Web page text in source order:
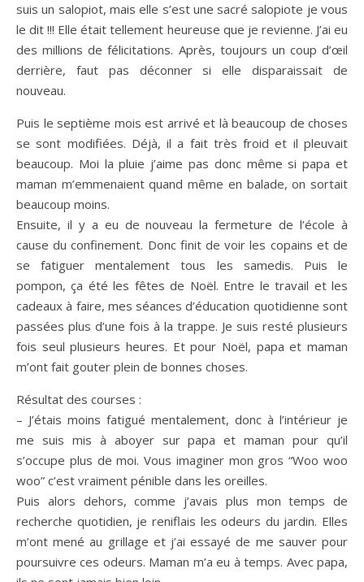
suis un salopiot, mais elle s’est une sacré salopiote je vous
le dit !!! Elle était tellement heureuse que je revienne. J’ai eu
des millions de félicitations. Après, toujours un coup d’œil
derrière, faut pas déconner si elle disparaissait de
nouveau.
Puis le septième mois est arrivé et là beaucoup de choses
se sont modifiées. Déjà, il a fait très froid et il pleuvait
beaucoup. Moi la pluie j’aime pas donc même si papa et
maman m’emmenaient quand même en balade, on sortait
beaucoup moins.
Ensuite, il y a eu de nouveau la fermeture de l’école à
cause du confinement. Donc finit de voir les copains et de
se fatiguer mentalement tous les samedis. Puis le
pompon, ça été les fêtes de Noël. Entre le travail et les
cadeaux à faire, mes séances d’éducation quotidienne sont
passées plus d’une fois à la trappe. Je suis resté plusieurs
fois seul plusieurs heures. Et pour Noël, papa et maman
m’ont fait gouter plein de bonnes choses.
Résultat des courses :
– J’étais moins fatigué mentalement, donc à l’intérieur je
me suis mis à aboyer sur papa et maman pour qu’il
s’occupe plus de moi. Vous imaginer mon gros “Woo woo
woo” c’est vraiment pénible dans les oreilles.
Puis alors dehors, comme j’avais plus mon temps de
recherche quotidien, je reniflais les odeurs du jardin. Elles
m’ont mené au grillage et j’ai essayé de me sauver pour
poursuivre ces odeurs. Maman m’a eu à temps. Avec papa,